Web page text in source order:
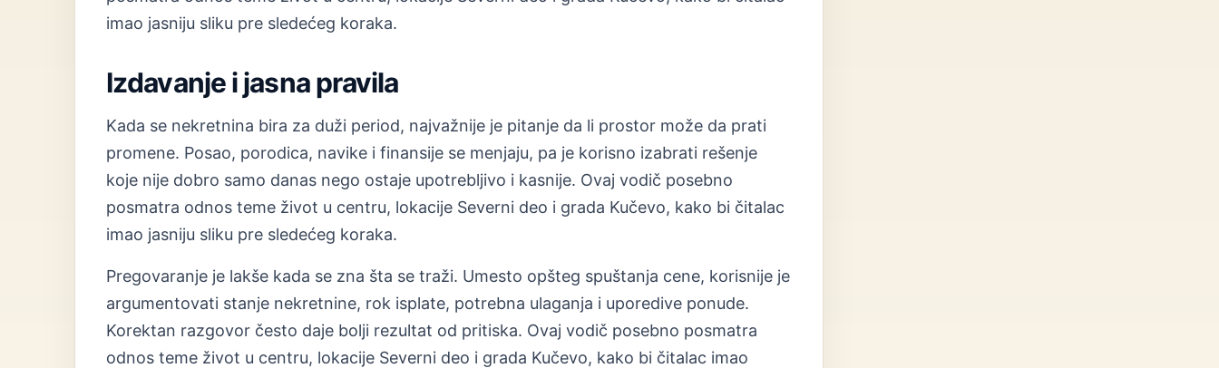
imao jasniju sliku pre sledećeg koraka.
Izdavanje i jasna pravila
Kada se nekretnina bira za duži period, najvažnije je pitanje da li prostor može da prati
promene. Posao, porodica, navike i finansije se menjaju, pa je korisno izabrati rešenje
koje nije dobro samo danas nego ostaje upotrebljivo i kasnije. Ovaj vodič posebno
posmatra odnos teme život u centru, lokacije Severni deo i grada Kučevo, kako bi čitalac
imao jasniju sliku pre sledećeg koraka.
Pregovaranje je lakše kada se zna šta se traži. Umesto opšteg spuštanja cene, korisnije je
argumentovati stanje nekretnine, rok isplate, potrebna ulaganja i uporedive ponude.
Korektan razgovor često daje bolji rezultat od pritiska. Ovaj vodič posebno posmatra
odnos teme život u centru, lokacije Severni deo i grada Kučevo, kako bi čitalac imao